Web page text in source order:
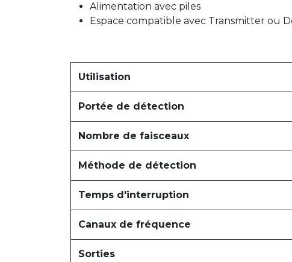
Alimentation avec piles
Espace compatible avec Transmitter ou
Utilisation
Portée de détection
Nombre de faisceaux
Méthode de détection
Temps d'interruption
Canaux de fréquence
Sorties